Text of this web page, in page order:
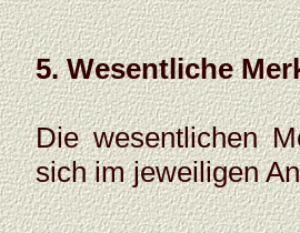
5. Wesentliche
Die wesentlichen
sich im jeweiligen